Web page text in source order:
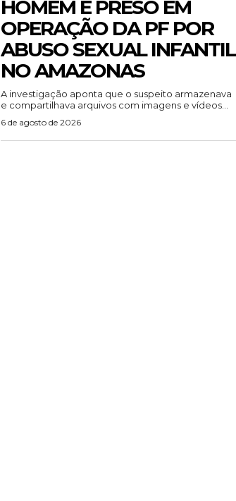
HOMEM É PRESO EM
OPERAÇÃO DA PF POR
ABUSO SEXUAL INFANTIL
NO AMAZONAS
A investigação aponta que o suspeito armazenava
e compartilhava arquivos com imagens e vídeos...
6 de agosto de 2026